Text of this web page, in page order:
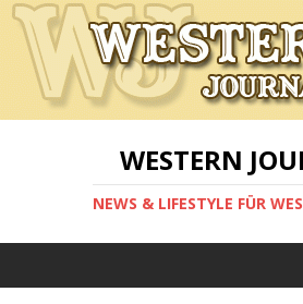
WESTERN
NEWS & LIFESTYLE FÜR